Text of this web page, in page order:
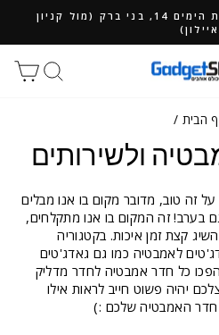
בואו לבקר בחנותינו: ששת הימים 14, בני ברק (מול קניון
איילון)
חיפוש
הבית /
ולשירותים
זה טוב, מדובר מקום בו אנו מבלים
בערב! זה המקום בו אנו מתקלחים,
קצת זמן איכות. בקטגוריה
לאמבטיה כמו גם גאדג'טים
כל חדר אמבטיה לחדר מדליק
יהיה פשוט חייב לראות אילו
חדר האמבטיה שלכם :)